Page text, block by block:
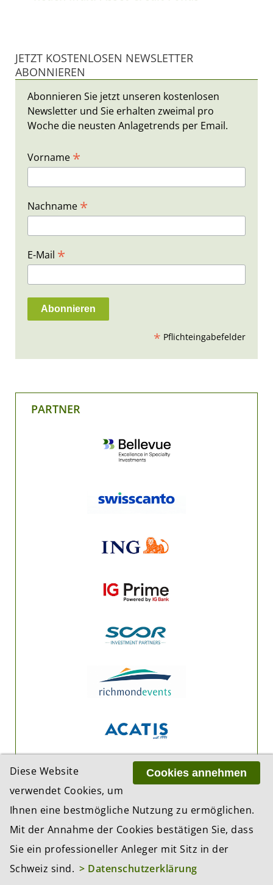
JETZT KOSTENLOSEN NEWSLETTER
ABONNIEREN
Abonnieren Sie jetzt unseren kostenlosen
Newsletter und Sie erhalten zweimal pro
Woche die neusten Anlagetrends per Email.
Vorname *
Nachname *
E-Mail *
* Pflichteingabefelder
PARTNER
Cookies annehmen
Diese Website
verwendet Cookies, um
Ihnen eine bestmögliche Nutzung zu ermöglichen.
Mit der Annahme der Cookies bestätigen Sie, dass
Sie ein professioneller Anleger mit Sitz in der
Schweiz sind. > Datenschutzerklärung